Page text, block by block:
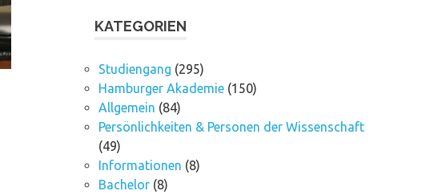
KATEGORIEN
Studiengang (295)
Hamburger Akademie (150)
Allgemein (84)
Persönlichkeiten & Personen der Wissenschaft
(49)
Informationen (8)
Bachelor (8)